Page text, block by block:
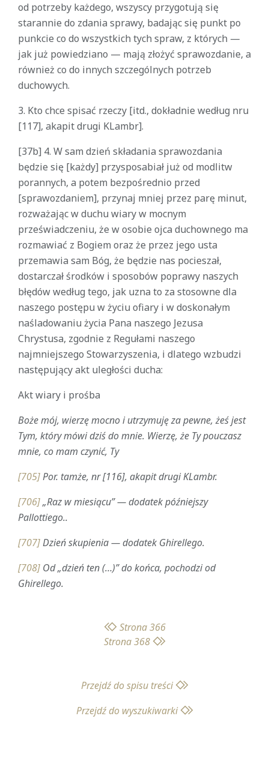
od potrzeby każdego, wszyscy przygotują się
starannie do zdania sprawy, badając się punkt po
punkcie co do wszystkich tych spraw, z których —
jak już powiedziano — mają złożyć sprawozdanie, a
również co do innych szczególnych potrzeb
duchowych.
3. Kto chce spisać rzeczy [itd., dokładnie według nru
[117], akapit drugi KLambr].
[37b] 4. W sam dzień składania sprawozdania
będzie się [każdy] przysposabiał już od modlitw
porannych, a potem bezpośrednio przed
[sprawozdaniem], przynaj mniej przez parę minut,
rozważając w duchu wiary w mocnym
przeświadczeniu, że w osobie ojca duchownego ma
rozmawiać z Bogiem oraz że przez jego usta
przemawia sam Bóg, że będzie nas pocieszał,
dostarczał środków i sposobów poprawy naszych
błędów według tego, jak uzna to za stosowne dla
naszego postępu w życiu ofiary i w doskonałym
naśladowaniu życia Pana naszego Jezusa
Chrystusa, zgodnie z Regułami naszego
najmniejszego Stowarzyszenia, i dlatego wzbudzi
następujący akt uległości ducha:
Akt wiary i prośba
Boże mój, wierzę mocno i utrzymuję za pewne, żeś jest
Tym, który mówi dziś do mnie. Wierzę, że Ty pouczasz
mnie, co mam czynić, Ty
[705]Por. tamże, nr [116], akapit drugi KLambr.
[706]„Raz w miesiącu” — dodatek późniejszy
Pallottiego..
[707]Dzień skupienia — dodatek Ghirellego.
[708] Od „dzień ten (…)” do końca, pochodzi od
Ghirellego.
Strona 366
Strona 368
Przejdź do spisu treści
Przejdź do wyszukiwarki